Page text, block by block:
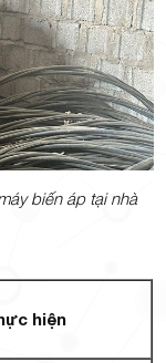
biến áp tại nhà
hiện